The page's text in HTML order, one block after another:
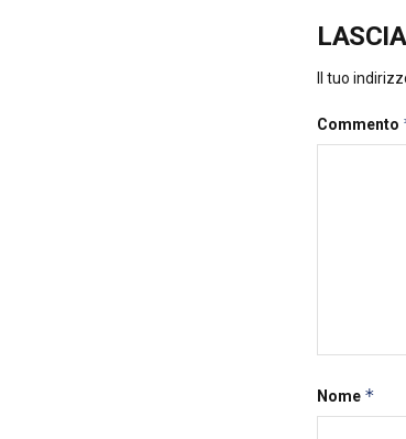
Il tuo
Commento
Nome *